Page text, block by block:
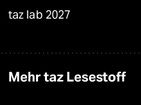
taz lab 2027
Mehr taz Lesestoff